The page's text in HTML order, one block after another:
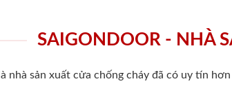
SAIGONDOOR - NHÀ
là nhà sản xuất cửa chống cháy đã có uy tín